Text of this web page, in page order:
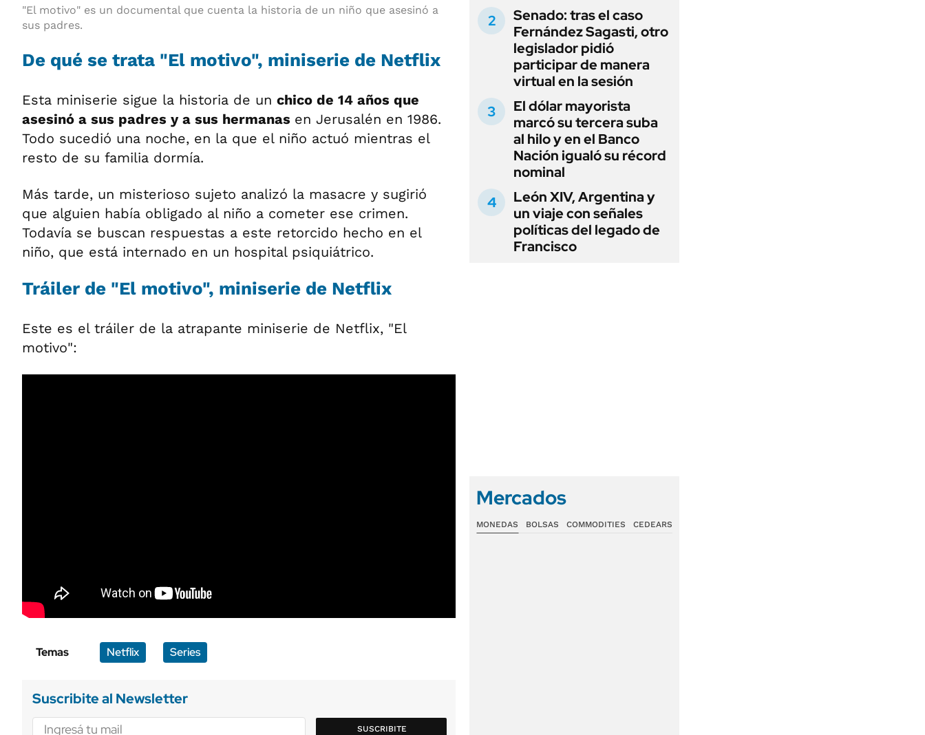
"El motivo" es un documental que cuenta la historia de un niño que asesinó a
sus padres.
De qué se trata "El motivo", miniserie de Netflix
Esta miniserie sigue la historia de un chico de 14 años que
asesinó a sus padres y a sus hermanas en Jerusalén en 1986.
Todo sucedió una noche, en la que el niño actuó mientras el
resto de su familia dormía.
Más tarde, un misterioso sujeto analizó la masacre y sugirió
que alguien había obligado al niño a cometer ese crimen.
Todavía se buscan respuestas a este retorcido hecho en el
niño, que está internado en un hospital psiquiátrico.
Tráiler de "El motivo", miniserie de Netflix
Este es el tráiler de la atrapante miniserie de Netflix, "El
motivo":
Temas Netflix Series
Suscribite al Newsletter
SUSCRIBITE
Senado: tras el caso
Fernández Sagasti, otro
legislador pidió
participar de manera
virtual en la sesión
El dólar mayorista
marcó su tercera suba
al hilo y en el Banco
Nación igualó su récord
nominal
León XIV, Argentina y
un viaje con señales
políticas del legado de
Francisco
Mercados
MONEDAS BOLSAS COMMODITIES CEDEARS